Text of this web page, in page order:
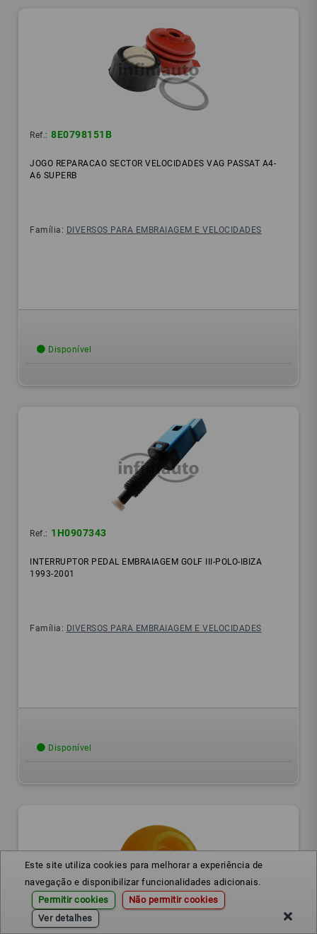
Este site utiliza cookies para melhorar a experiência de
navegação e disponibilizar funcionalidades adicionais.
Permitir cookies
Não permitir cookies
Ver detalhes
Ref.: 8E0798151B
JOGO REPARACAO SECTOR VELOCIDADES VAG PASSAT A4-
A6 SUPERB
Família: DIVERSOS PARA EMBRAIAGEM E VELOCIDADES
Disponível
Ref.: 1H0907343
INTERRUPTOR PEDAL EMBRAIAGEM GOLF III-POLO-IBIZA
1993-2001
Família: DIVERSOS PARA EMBRAIAGEM E VELOCIDADES
Disponível
Ref.: 015311544